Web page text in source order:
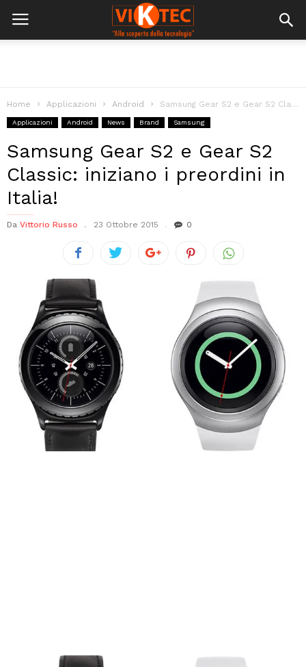
Home Applicazioni Android Samsung Gear S2 e Gear S2 Classic: iniziano i preordini in Italia!
Applicazioni Android News Brand Samsung
Samsung Gear S2 e Gear S2
Classic: iniziano i preordini in
Italia!
Da Vittorio Russo 23 Ottobre 2015 0